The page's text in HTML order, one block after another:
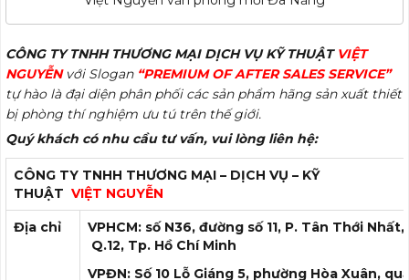
CÔNG TY TNHH THƯƠNG MẠI DỊCH VỤ KỸ THUẬT VIỆT
NGUYỄNvới Slogan “PREMIUM OF AFTER SALES SERVICE”
tự hào là đại diện phân phối các sản phẩm hãng sản xuất thiết
bị phòng thí nghiệm ưu tú trên thế giới.
Quý khách có nhu cầu tưvấn, vui lòng liên hệ:
CÔNG TY TNHH THƯƠNG MẠI – DỊCH VỤ – KỸ
THUẬT VIỆT NGUYỄN
Địa chỉ
VPHCM: số N36, đường số 11, P. Tân Thới Nhất,
Q.12, Tp. Hồ Chí Minh
VPĐN: Số 10 Lỗ Giáng 5, phường Hòa Xuân,